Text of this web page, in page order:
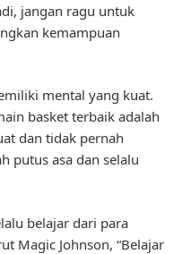
jangan ragu untuk
kemampuan
mental yang kuat.
basket terbaik adalah
dan tidak pernah
putus asa dan selalu
belajar dari para
Magic Johnson, “Belajar